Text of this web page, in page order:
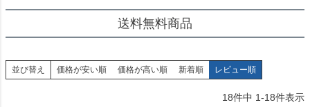
送料無料商品
並び替え 価格が安い順 価格が高い順 新着順 レビュー順
18件中 1-18件表示